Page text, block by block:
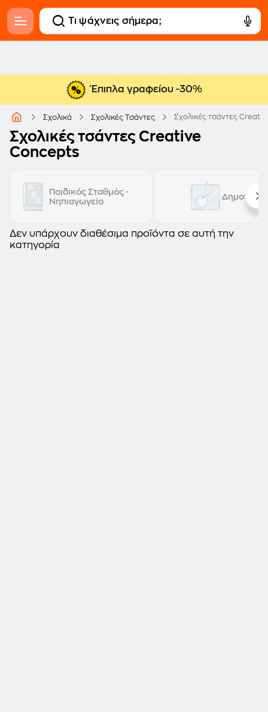
Έπιπλα γραφείου -30%
Σχολικά Σχολικές Τσάντες Σχολικές τσάντες
Σχολικές τσάντες Creative
Concepts
Παιδικός Σταθμός -
Νηπιαγωγείο
Δημοτικό
Δεν υπάρχουν διαθέσιμα προϊόντα σε αυτή την
κατηγορία